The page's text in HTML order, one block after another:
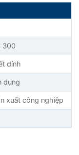
300
dính
dụng
xuất công nghiệp